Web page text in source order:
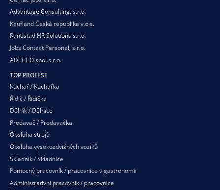
Advantage Consulting, s.r.o.
Kaufland Česká republika v.o.s.
Randstad HR Solutions s.r.o.
Jobs Contact Personal, s.r.o.
ADECCO spol.s r.o.
TOP PROFESE
Kuchař / Kuchařka
Řidič / Řidička
Dělník / Dělnice
Prodavač / Prodavačka
Obsluha strojů
Obsluha vysokozdvižných vozíků
Skladník / Skladnice
Pomocný pracovník / pracovnice v gastronomii
Administrativní pracovník / pracovnice